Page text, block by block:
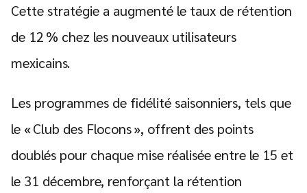
Cette stratégie a augmenté le taux de rétention
de 12 % chez les nouveaux utilisateurs
mexicains.
Les programmes de fidélité saisonniers, tels que
le « Club des Flocons », offrent des points
doublés pour chaque mise réalisée entre le 15 et
le 31 décembre, renforçant la rétention